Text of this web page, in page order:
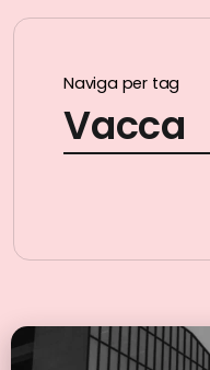
Naviga per tag
Vacca